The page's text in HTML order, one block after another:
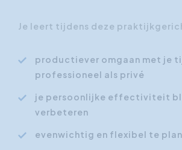
Je leert tijdens deze
productiever omgaan met je
professioneel als privé
je persoonlijke effectiviteit
verbeteren
evenwichtig en flexibel te